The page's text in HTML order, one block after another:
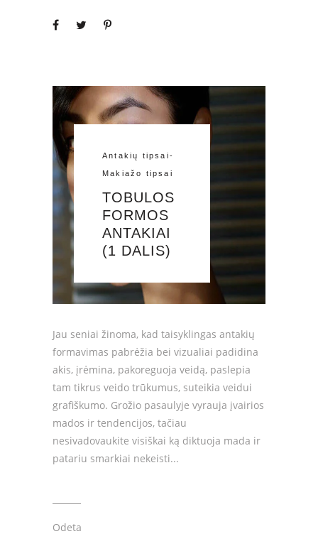
Antakių tipsai-
Makiažo tipsai
TOBULOS
FORMOS
ANTAKIAI
(1 DALIS)
Jau seniai žinoma, kad taisyklingas antakių
formavimas pabrėžia bei vizualiai padidina
akis, įrėmina, pakoreguoja veidą, paslepia
tam tikrus veido trūkumus, suteikia veidui
grafiškumo. Grožio pasaulyje vyrauja įvairios
mados ir tendencijos, tačiau
nesivadovaukite visiškai ką diktuoja mada ir
patariu smarkiai nekeisti
Odeta